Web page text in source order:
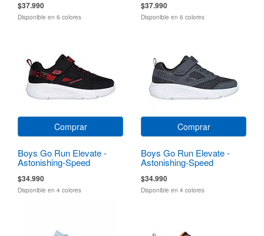
$37.990
Disponible en 6 colores
$37.990
Disponible en 6 colores
Comprar
Boys Go Run Elevate -
Astonishing-Speed
$34.990
Disponible en 4 colores
Comprar
Boys Go Run Elevate -
Astonishing-Speed
$34.990
Disponible en 4 colores